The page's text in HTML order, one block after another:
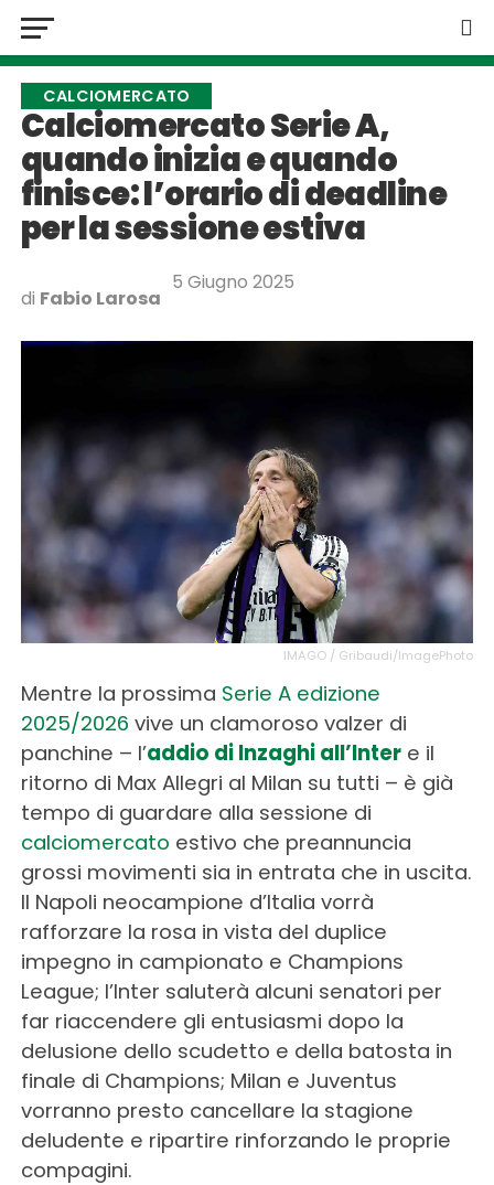
CALCIOMERCATO
Calciomercato Serie A,
quando inizia e quando
finisce: l’orario di deadline
per la sessione estiva
di Fabio Larosa
5 Giugno 2025
IMAGO / Gribaudi/ImagePhoto
Mentre la prossima Serie A edizione
2025/2026 vive un clamoroso valzer di
panchine – l’addio di Inzaghi all’Intere il
ritorno di Max Allegri al Milan su tutti – è già
tempo di guardare alla sessione di
calciomercato estivo che preannuncia
grossi movimenti sia in entrata che in uscita.
Il Napoli neocampione d’Italia vorrà
rafforzare la rosa in vista del duplice
impegno in campionato e Champions
League; l’Inter saluterà alcuni senatori per
far riaccendere gli entusiasmi dopo la
delusione dello scudetto e della batosta in
finale di Champions; Milan e Juventus
vorranno presto cancellare la stagione
deludente e ripartire rinforzando le proprie
compagini.